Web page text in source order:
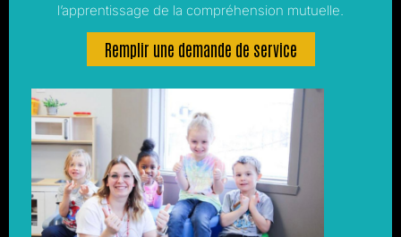
l’apprentissage de la compréhension mutuelle.
Remplir une demande de service